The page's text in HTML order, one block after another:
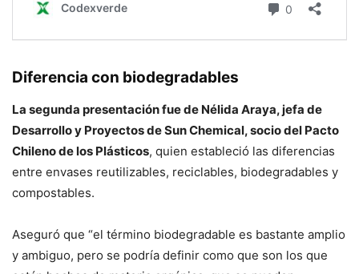
Diferencia con biodegradables
La segunda presentación fue de Nélida Araya, jefa de
Desarrollo y Proyectos de Sun Chemical, socio del Pacto
Chileno de los Plásticos, quien estableció las diferencias
entre envases reutilizables, reciclables, biodegradables y
compostables.
Aseguró que “el término biodegradable es bastante amplio
y ambiguo, pero se podría definir como que son los que